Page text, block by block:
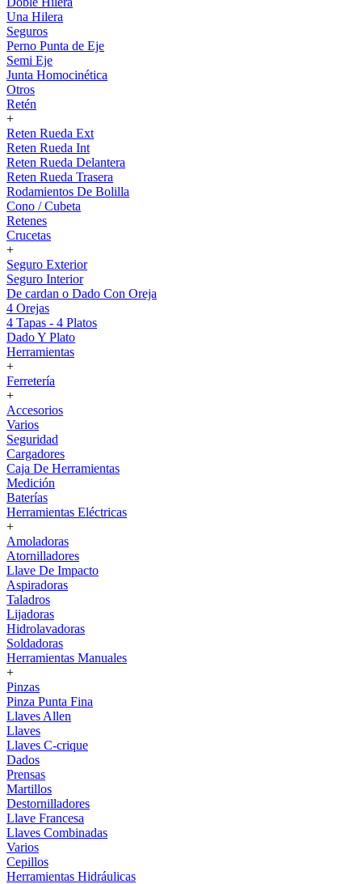
Una Hilera
Seguros
Perno Punta de Eje
Semi Eje
Junta Homocinética
Otros
Retén
+
Reten Rueda Ext
Reten Rueda Int
Reten Rueda Delantera
Reten Rueda Trasera
Rodamientos De Bolilla
Cono / Cubeta
Retenes
Crucetas
+
Seguro Exterior
Seguro Interior
De cardan o Dado Con Oreja
4 Orejas
4 Tapas - 4 Platos
Dado Y Plato
Herramientas
+
Ferretería
+
Accesorios
Varios
Seguridad
Cargadores
Caja De Herramientas
Medición
Baterías
Herramientas Eléctricas
+
Amoladoras
Atornilladores
Llave De Impacto
Aspiradoras
Taladros
Lijadoras
Hidrolavadoras
Soldadoras
Herramientas Manuales
+
Pinzas
Pinza Punta Fina
Llaves Allen
Llaves
Llaves C-crique
Dados
Prensas
Martillos
Destornilladores
Llave Francesa
Llaves Combinadas
Varios
Cepillos
Herramientas Hidráulicas